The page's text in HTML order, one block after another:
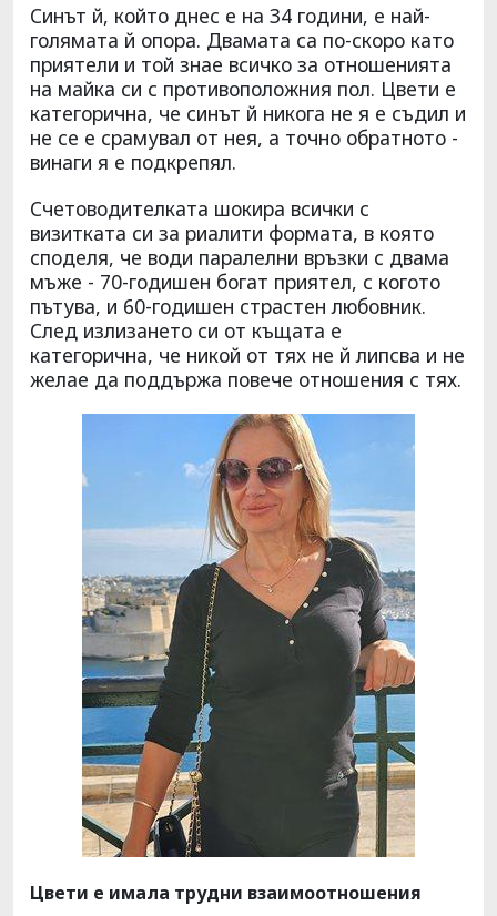
Синът й, който днес е на 34 години, е най-
голямата й опора. Двамата са по-скоро като
приятели и той знае всичко за отношенията
на майка си с противоположния пол. Цвети е
категорична, че синът й никога не я е съдил и
не се е срамувал от нея, а точно обратното -
винаги я е подкрепял.
Счетоводителката шокира всички с
визитката си за риалити формата, в която
споделя, че води паралелни връзки с двама
мъже - 70-годишен богат приятел, с когото
пътува, и 60-годишен страстен любовник.
След излизането си от къщата е
категорична, че никой от тях не й липсва и не
желае да поддържа повече отношения с тях.
Цвети е имала трудни взаимоотношения